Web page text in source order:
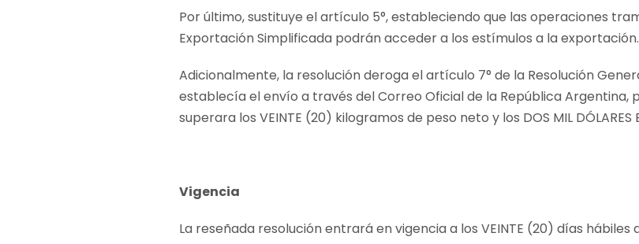
Por último, sustituye el artículo 5°, estableciendo que las operaciones
Exportación Simplificada podrán acceder a los estímulos a la exportación.
Adicionalmente, la resolución deroga el artículo 7° de la Resolución
establecía el envío a través del Correo Oficial de la República Argentina,
superara los VEINTE (20) kilogramos de peso neto y los DOS MIL DÓLARES
Vigencia
La reseñada resolución entrará en vigencia a los VEINTE (20) días